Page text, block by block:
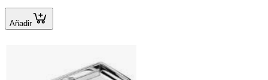
Añadir